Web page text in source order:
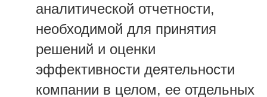
аналитической отчетности,
необходимой для принятия
решений и оценки
эффективности деятельности
компании в целом, ее отдельных